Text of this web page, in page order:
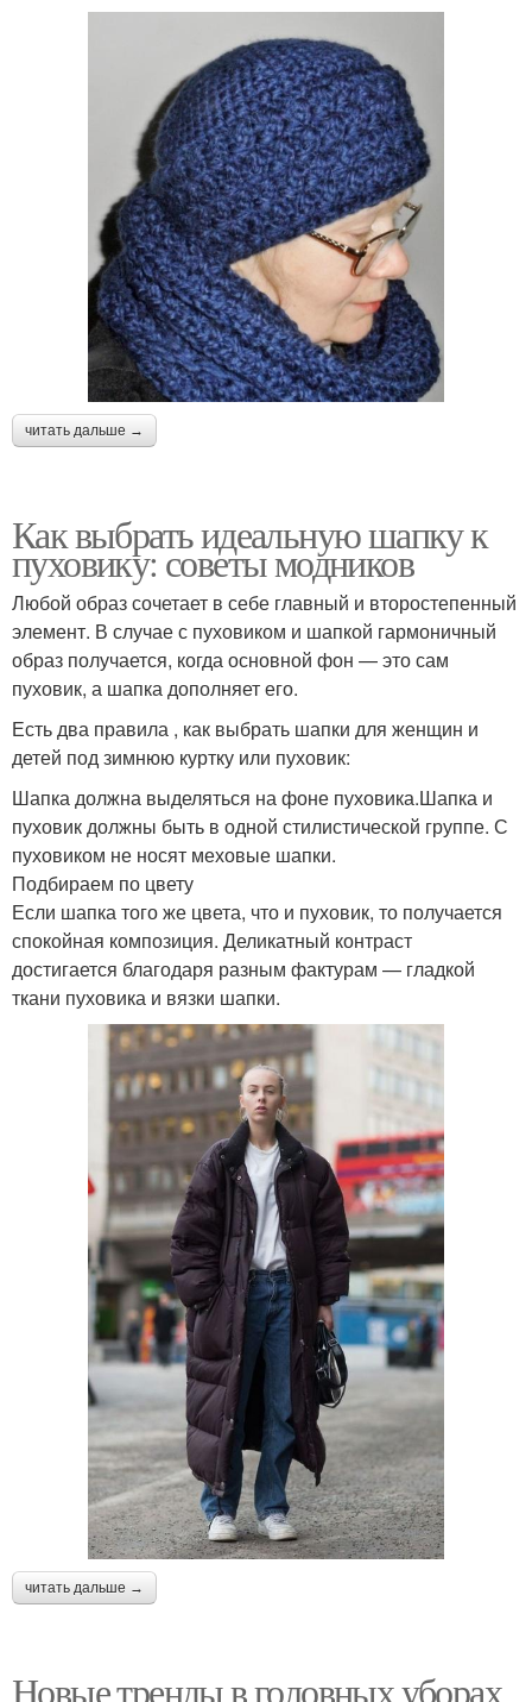
читать дальше →
Как выбрать идеальную шапку к
пуховику: советы модников
Любой образ сочетает в себе главный и второстепенный
элемент. В случае с пуховиком и шапкой гармоничный
образ получается, когда основной фон — это сам
пуховик, а шапка дополняет его.
Есть два правила , как выбрать шапки для женщин и
детей под зимнюю куртку или пуховик:
Шапка должна выделяться на фоне пуховика.Шапка и
пуховик должны быть в одной стилистической группе. С
пуховиком не носят меховые шапки.
Подбираем по цвету
Если шапка того же цвета, что и пуховик, то получается
спокойная композиция. Деликатный контраст
достигается благодаря разным фактурам — гладкой
ткани пуховика и вязки шапки.
читать дальше →
Новые тренды в головных уборах